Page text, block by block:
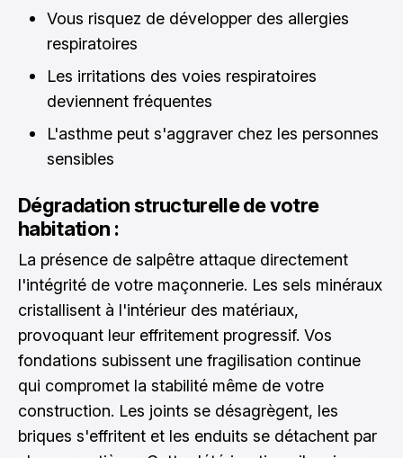
Vous risquez de développer des allergies
respiratoires
Les irritations des voies respiratoires
deviennent fréquentes
L'asthme peut s'aggraver chez les personnes
sensibles
Dégradation structurelle de votre
habitation :
La présence de salpêtre attaque directement
l'intégrité de votre maçonnerie. Les sels minéraux
cristallisent à l'intérieur des matériaux,
provoquant leur effritement progressif. Vos
fondations subissent une fragilisation continue
qui compromet la stabilité même de votre
construction. Les joints se désagrègent, les
briques s'effritent et les enduits se détachent par